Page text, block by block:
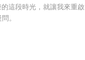
這段時光，就讓我來重啟
。